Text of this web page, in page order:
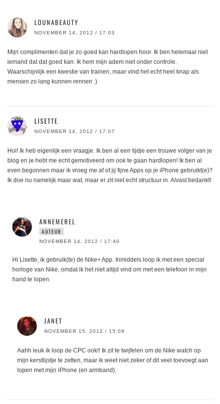
LOUNABEAUTY
NOVEMBER 14, 2012 / 17:03
Mijn complimenten dat je zo goed kan hardlopen hoor. Ik ben helemaal niet
iemand dat dat goed kan. Ik hem mijn adem niet onder controle.
Waarschijnlijk een kwestie van trainen, maar vind het echt heel knap als
mensen zo lang kunnen rennen :)
LISETTE
NOVEMBER 14, 2012 / 17:07
Hoi! Ik heb eigenlijk een vraagje. Ik ben al een tijdje een trouwe volger van je
blog en je hebt me echt gemotiveerd om ook te gaan hardlopen! Ik ben al
even begonnen maar ik vroeg me af of jij fijne Apps op je iPhone gebruikt(e)?
Ik doe nu namelijk maar wat, maar er zit niet echt structuur in. Alvast bedankt!
ANNEMEREL
AUTEUR
NOVEMBER 14, 2012 / 17:40
Hi Lisette, ik gebruik(te) de Nike+ App. Inmiddels loop ik met een special
horloge van Nike, omdat ik het niet altijd vind om met een telefoon in mijn
hand te lopen.
JANET
NOVEMBER 15, 2012 / 15:09
Aahh leuk ik loop de CPC ook!! Ik zit te twijfelen om de Nike watch op
mijn kerstlijstje te zetten, maar ik weet niet zeker of dit veel toevoegt aan
lopen met mijn iPhone (en armband).